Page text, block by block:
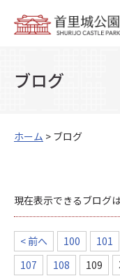
ブログ
ホーム > ブログ
現在表示できるブログ
< 前へ 100 101
107
108 109